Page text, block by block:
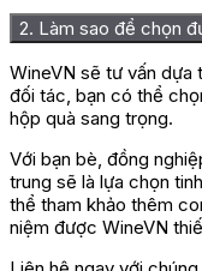
2. Làm sao để chọn
WineVN sẽ tư vấn dựa
đối tác, bạn có thể
hộp quà sang trọng.
Với bạn bè, đồng
trung sẽ là lựa chọn
thể tham khảo thêm
niệm được WineVN